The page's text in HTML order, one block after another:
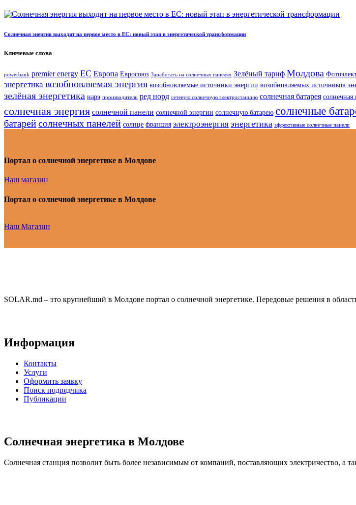
Солнечная энергия выходит на первое место в ЕС: новый этап в энергетической трансформации
Ключевые слова
powerbank premier energy ЕС Европа Евросоюз Заработать на солнечных панелях Зелёный тариф Молдова
энергетика возобновляемая энергия возобновляемые источники энергии возобновляемых источников
зелёная энергетика нарэ производители ред норд сетевую солнечную электростанцию солнечная батарея солнечная
солнечная энергия солнечной панели солнечной энергии солнечную батарею солнечные
батарейсолнечных панелей солнце франция электроэнергия энергетика эффективные солнечные панели
Портал о солнечной энергетике в Молдове
Наш магазин
Портал о солнечной энергетике в Молдове
Наш Магазин
SOLAR.md – это крупнейший в Молдове портал о солнечной энергетике. Передовые решения в
Информация
Контакты
Услуги
Оформить заявку
Поиск подрядчика
Публикации
Солнечная энергетика в Молдове
Солнечная станция позволит быть более независимым от компаний, поставляющих электричество, а